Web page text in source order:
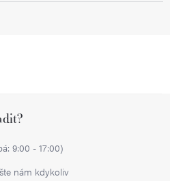
9:00 - 17:00)
nám kdykoliv